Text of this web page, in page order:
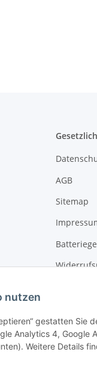
AGB
Sitemap
nutzen
gestatten Sie
Analytics 4, Google
Weitere Details